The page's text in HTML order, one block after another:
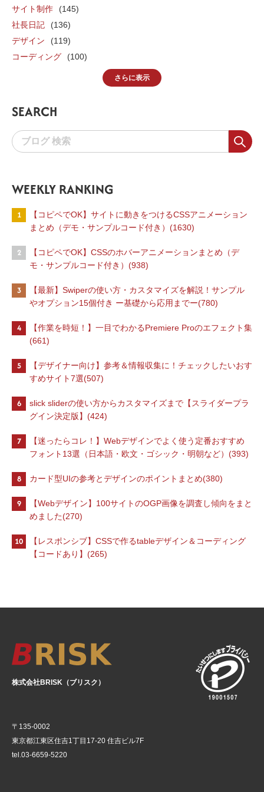
サイト制作
(145)
社長日記
(136)
デザイン
(119)
コーディング
(100)
さらに表示
SEARCH
WEEKLY RANKING
1
【コピペでOK】サイトに動きをつけるCSSアニメーション
まとめ（デモ・サンプルコード付き）(1630)
2
【コピペでOK】CSSのホバーアニメーションまとめ（デ
モ・サンプルコード付き）(938)
3
【最新】Swiperの使い方・カスタマイズを解説！サンプル
やオプション15個付き ー基礎から応用までー(780)
4
【作業を時短！】一目でわかるPremiere Proのエフェクト集
(661)
5
【デザイナー向け】参考＆情報収集に！チェックしたいおす
すめサイト7選(507)
6
slick sliderの使い方からカスタマイズまで【スライダープラ
グイン決定版】(424)
7
【迷ったらコレ！】Webデザインでよく使う定番おすすめ
フォント13選（日本語・欧文・ゴシック・明朝など）(393)
8 カード型UIの参考とデザインのポイントまとめ(380)
9
【Webデザイン】100サイトのOGP画像を調査し傾向をまと
めました(270)
10
【レスポンシブ】CSSで作るtableデザイン＆コーディング
【コードあり】(265)
株式会社BRISK（ブリスク）
〒135-0002
東京都江東区住吉1丁目17-20 住吉ビル7F
tel.03-6659-5220